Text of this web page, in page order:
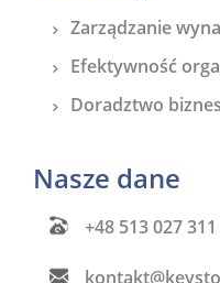
Zarządzanie
Efektywność
Doradztwo
Nasze dane
+48 513 027 311